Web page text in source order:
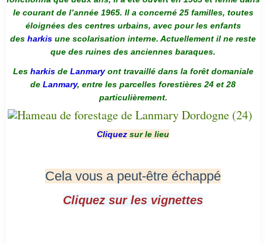
le courant de l’année 1965. Il a concerné 25 familles, toutes
éloignées des centres urbains, avec pour les enfants
des harkis une scolarisation interne. Actuellement il ne reste
que des ruines des anciennes baraques.
Les harkis de Lanmaryont travaillé dans la forêt domaniale
de Lanmary, entre les parcelles forestières 24 et 28
particulièrement.
Cliquez sur le lieu
Cela vous a peut-être échappé
Cliquez sur les vignettes